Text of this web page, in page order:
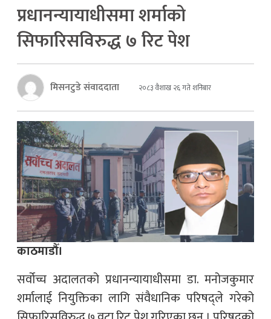
प्रधानन्यायाधीसमा शर्माको
सिफारिसविरुद्ध ७ रिट पेश
मिसनटुडे संवाददाता २०८३ वैशाख २६ गते शनिबार
काठमाडौँ।
सर्वोच्च अदालतको प्रधानन्यायाधीसमा डा. मनोजकुमार
शर्मालाई नियुक्तिका लागि संवैधानिक परिषद्ले गरेको